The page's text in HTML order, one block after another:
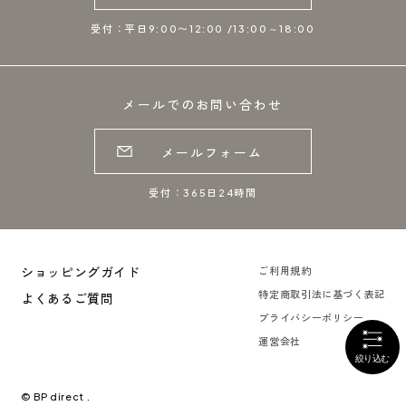
受付：平日9:00〜12:00 /13:00～18:00
メールでのお問い合わせ
メールフォーム
受付：365日24時間
ショッピングガイド
よくあるご質問
ご利用規約
特定商取引法に基づく表記
プライバシーポリシー
運営会社
© BP direct .